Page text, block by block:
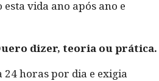
vida ano após ano e
dizer, teoria ou prática.
horas por dia e exigia